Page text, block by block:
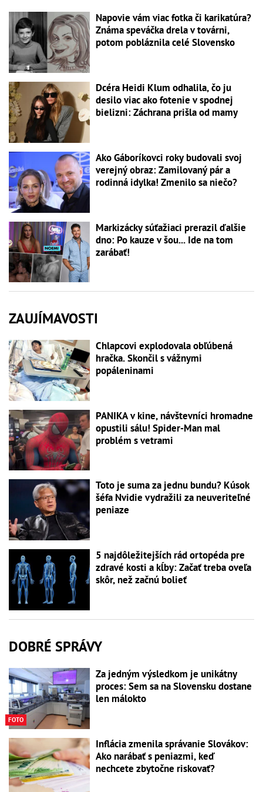
Napovie vám viac fotka či karikatúra?
Známa speváčka drela v továrni,
potom pobláznila celé Slovensko
Dcéra Heidi Klum odhalila, čo ju
desilo viac ako fotenie v spodnej
bielizni: Záchrana prišla od mamy
Ako Gáboríkovci roky budovali svoj
verejný obraz: Zamilovaný pár a
rodinná idylka! Zmenilo sa niečo?
Markizácky súťažiaci prerazil ďalšie
dno: Po kauze v šou... Ide na tom
zarábať!
ZAUJÍMAVOSTI
Chlapcovi explodovala obľúbená
hračka. Skončil s vážnymi
popáleninami
PANIKA v kine, návštevníci hromadne
opustili sálu! Spider-Man mal
problém s vetrami
Toto je suma za jednu bundu? Kúsok
šéfa Nvidie vydražili za neuveriteľné
peniaze
5 najdôležitejších rád ortopéda pre
zdravé kosti a kĺby: Začať treba oveľa
skôr, než začnú bolieť
DOBRÉ SPRÁVY
FOTO
Za jedným výsledkom je unikátny
proces: Sem sa na Slovensku dostane
len málokto
Inflácia zmenila správanie Slovákov:
Ako narábať s peniazmi, keď
nechcete zbytočne riskovať?